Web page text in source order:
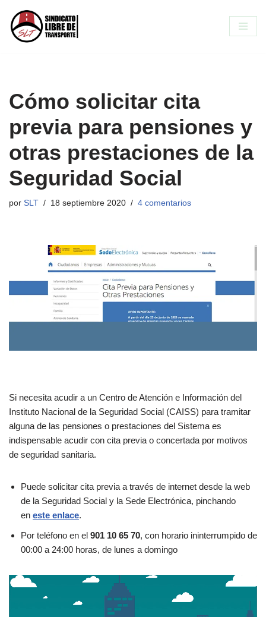
Saltar
Cómo solicitar cita
previa para pensiones y
otras prestaciones de la
Seguridad Social
por SLT 18 septiembre 2020 4 comentarios
Si necesita acudir a un Centro de Atención e Información del
Instituto Nacional de la Seguridad Social (CAISS) para tramitar
alguna de las pensiones o prestaciones del Sistema es
indispensable acudir con cita previa o concertada por motivos
de seguridad sanitaria.
Puede solicitar cita previa a través de internet desde la web
de la Seguridad Social y la Sede Electrónica, pinchando
en este enlace.
Por teléfono en el 901 10 65 70, con horario ininterrumpido de
00:00 a 24:00 horas, de lunes a domingo